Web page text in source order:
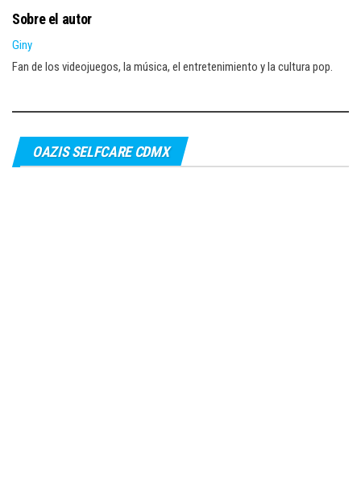
Sobre el autor
Giny
Fan de los videojuegos, la música, el entretenimiento y la cultura pop.
OAZIS SELFCARE CDMX